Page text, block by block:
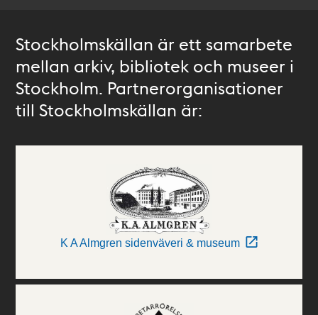
Stockholmskällan är ett samarbete
mellan arkiv, bibliotek och museer i
Stockholm. Partnerorganisationer
till Stockholmskällan är:
K A Almgren sidenväveri & museum